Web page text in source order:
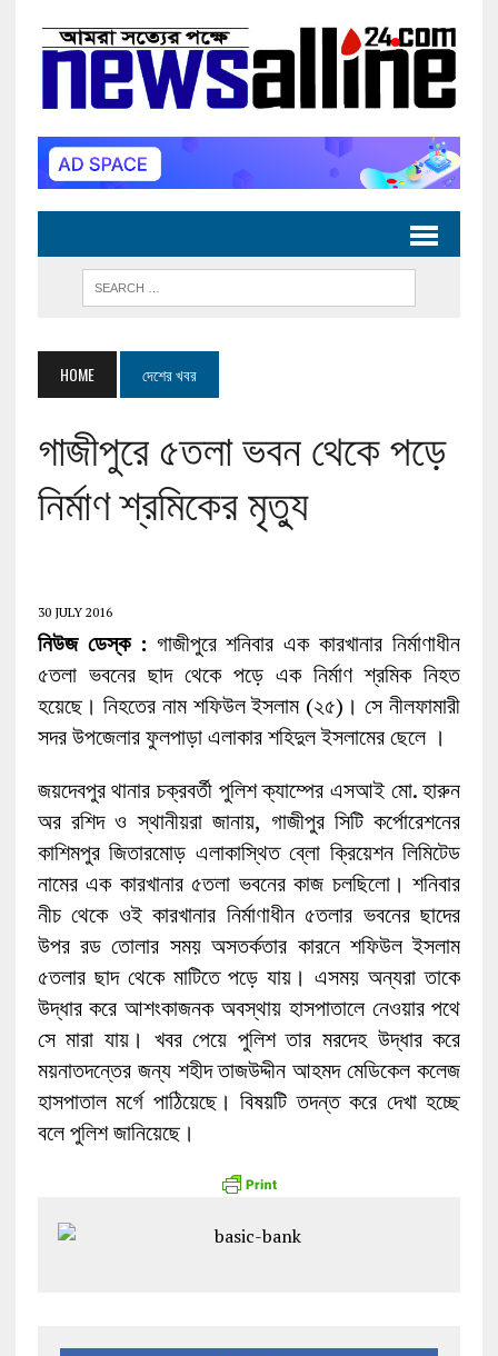
HOME দেশের খবর
গাজীপুরে ৫তলা ভবন থেকে পড়ে
নির্মাণ শ্রমিকের মৃত্যু
30 JULY 2016
নিউজ ডেস্ক : গাজীপুরে শনিবার এক কারখানার নির্মাণাধীন
৫তলা ভবনের ছাদ থেকে পড়ে এক নির্মাণ শ্রমিক নিহত
হয়েছে। নিহতের নাম শফিউল ইসলাম (২৫)। সে নীলফামারী
সদর উপজেলার ফুলপাড়া এলাকার শহিদুল ইসলামের ছেলে ।
জয়দেবপুর থানার চক্রবর্তী পুলিশ ক্যাম্পের এসআই মো. হারুন
অর রশিদ ও স্থানীয়রা জানায়, গাজীপুর সিটি কর্পোরেশনের
কাশিমপুর জিতারমোড় এলাকাস্থিত ব্লো ক্রিয়েশন লিমিটেড
নামের এক কারখানার ৫তলা ভবনের কাজ চলছিলো। শনিবার
নীচ থেকে ওই কারখানার নির্মাণাধীন ৫তলার ভবনের ছাদের
উপর রড তোলার সময় অসতর্কতার কারনে শফিউল ইসলাম
৫তলার ছাদ থেকে মাটিতে পড়ে যায়। এসময় অন্যরা তাকে
উদ্ধার করে আশংকাজনক অবস্থায় হাসপাতালে নেওয়ার পথে
সে মারা যায়। খবর পেয়ে পুলিশ তার মরদেহ উদ্ধার করে
ময়নাতদন্তের জন্য শহীদ তাজউদ্দীন আহমদ মেডিকেল কলেজ
হাসপাতাল মর্গে পাঠিয়েছে। বিষয়টি তদন্ত করে দেখা হচ্ছে
বলে পুলিশ জানিয়েছে।